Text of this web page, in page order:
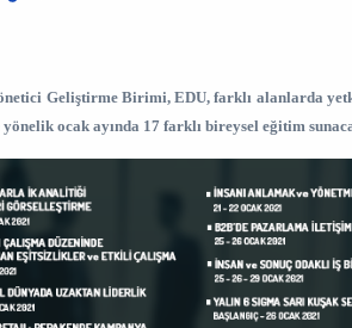
Geliştirme Birimi, EDU, farklı alanlarda
ocak ayında 17 farklı bireysel eğitim